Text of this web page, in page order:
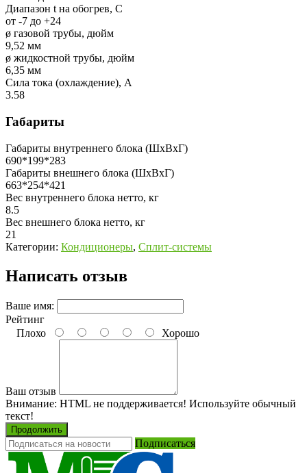
Диапазон t на обогрев, С
от -7 до +24
ø газовой трубы, дюйм
9,52 мм
ø жидкостной трубы, дюйм
6,35 мм
Сила тока (охлаждение), А
3.58
Габариты
Габариты внутреннего блока (ШхВхГ)
690*199*283
Габариты внешнего блока (ШхВхГ)
663*254*421
Вес внутреннего блока нетто, кг
8.5
Вес внешнего блока нетто, кг
21
Категории: Кондиционеры, Сплит-системы
Написать отзыв
Ваше имя:
Рейтинг
Плохо
Хорошо
Ваш отзыв
Внимание: HTML не поддерживается! Используйте обычный
текст!
Продолжить
Подписаться